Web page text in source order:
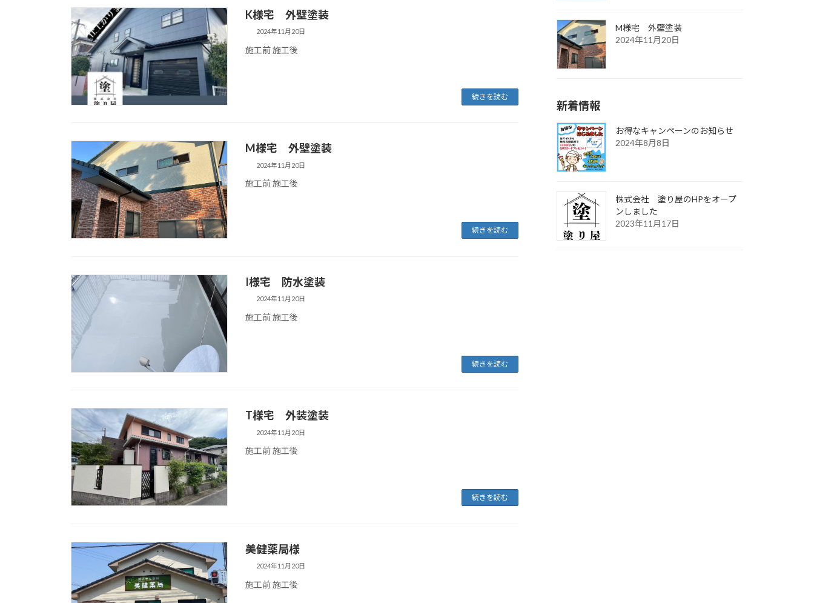
K様宅 外壁塗装
2024年11月20日
施工前 施工後
続きを読む
M様宅 外壁塗装
2024年11月20日
施工前 施工後
続きを読む
I様宅 防水塗装
2024年11月20日
施工前 施工後
続きを読む
T様宅 外装塗装
2024年11月20日
施工前 施工後
続きを読む
美健薬局様
2024年11月20日
施工前 施工後
M様宅 外壁塗装
2024年11月20日
新着情報
お得なキャンペーンのお知らせ
2024年8月8日
株式会社 塗り屋のHPをオープ
ンしました
2023年11月17日